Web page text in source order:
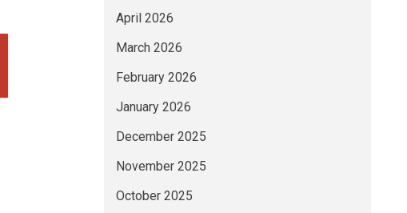
April 2026
March 2026
February 2026
January 2026
December 2025
November 2025
October 2025